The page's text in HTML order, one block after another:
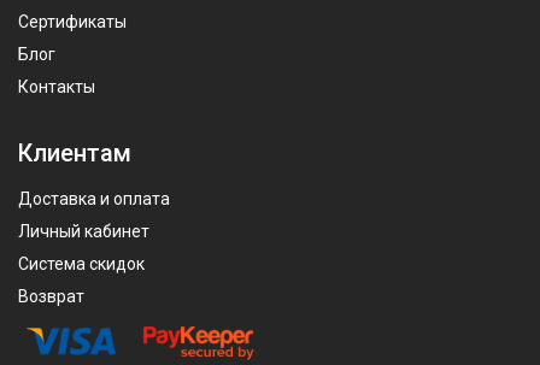
Сертификаты
Блог
Контакты
Клиентам
Доставка и оплата
Личный кабинет
Система скидок
Возврат